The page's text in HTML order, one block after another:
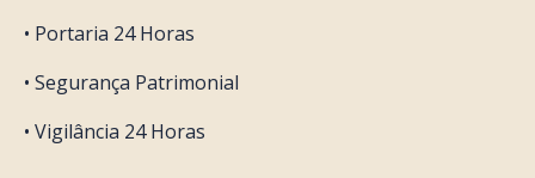
• Portaria 24 Horas
• Segurança Patrimonial
• Vigilância 24 Horas